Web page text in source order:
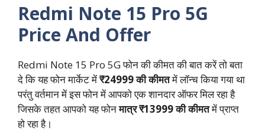
Redmi Note 15 Pro 5G
Price And Offer
Redmi Note 15 Pro 5G फोन की कीमत की बात करें तो बता
दे कि यह फोन मार्केट में₹24999 की कीमतमें लॉन्च किया गया था‌
परंतु वर्तमान में इस फोन में आपको एक शानदार ऑफर मिल रहा है
जिसके तहत आपको यह फोनमात्र ₹13999 की कीमतमें प्राप्त
हो रहा है।